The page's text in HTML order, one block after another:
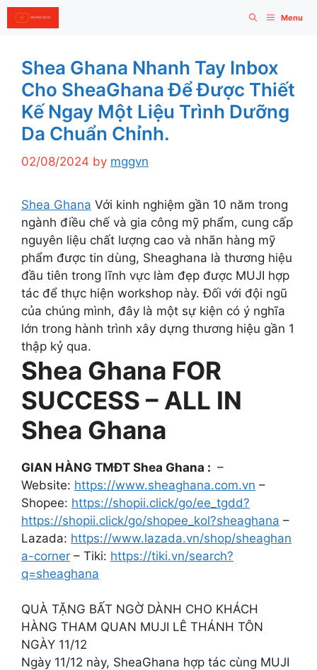
Skip
to
Menu
Shea Ghana Nhanh Tay Inbox
Cho SheaGhana Để Được Thiết
Kế Ngay Một Liệu Trình Dưỡng
Da Chuẩn Chỉnh.
02/08/2024 by mggvn
Shea Ghana Với kinh nghiệm gần 10 năm trong
ngành điều chế và gia công mỹ phẩm, cung cấp
nguyên liệu chất lượng cao và nhãn hàng mỹ
phẩm được tin dùng, Sheaghana là thương hiệu
đầu tiên trong lĩnh vực làm đẹp được MUJI hợp
tác để thực hiện workshop này. Đối với đội ngũ
của chúng mình, đây là một sự kiện có ý nghĩa
lớn trong hành trình xây dựng thương hiệu gần 1
thập kỷ qua.
Shea Ghana FOR
SUCCESS – ALL IN
Shea Ghana
GIAN HÀNG TMĐT Shea Ghana : –
Website: https://www.sheaghana.com.vn –
Shopee: https://shopii.click/go/ee_tgdd?
https://shopii.click/go/shopee_kol?sheaghana –
Lazada: https://www.lazada.vn/shop/sheaghan
a-corner – Tiki: https://tiki.vn/search?
q=sheaghana
QUÀ TẶNG BẤT NGỜ DÀNH CHO KHÁCH
HÀNG THAM QUAN MUJI LÊ THÁNH TÔN
NGÀY 11/12
Ngày 11/12 này, SheaGhana hợp tác cùng MUJI